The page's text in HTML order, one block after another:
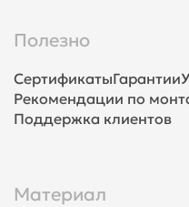
Полезно
СертификатыГарантии
Рекомендации по
Поддержка клиентов
Материал